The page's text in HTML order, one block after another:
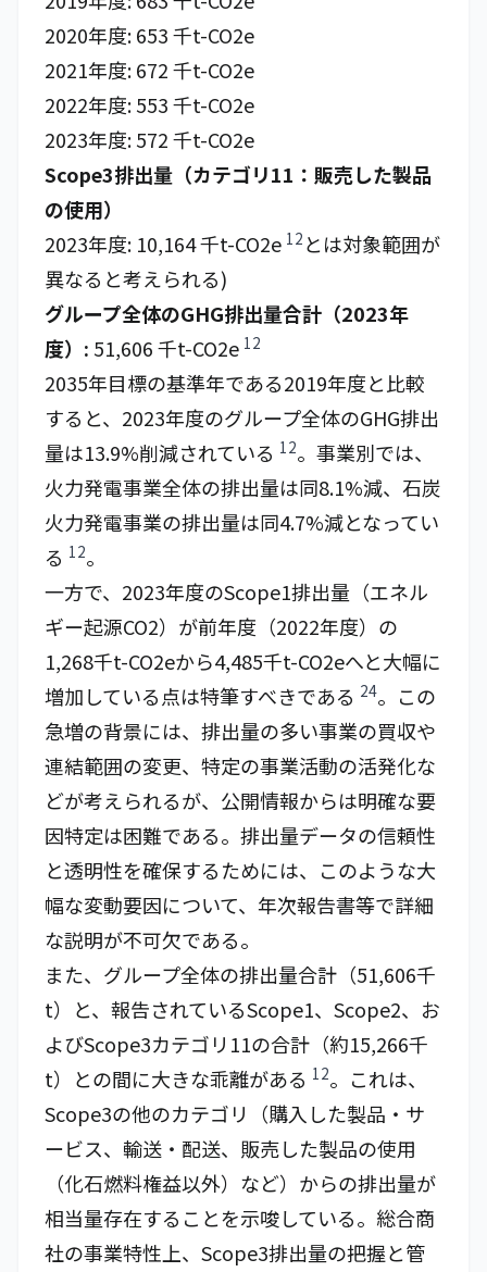
2020年度: 653 千t-CO2e
2021年度: 672 千t-CO2e
2022年度: 553 千t-CO2e
2023年度: 572 千t-CO2e
Scope3排出量（カテゴリ11：販売した製品
の使用）
2023年度: 10,164 千t-CO2e 12 とは対象範囲が
異なると考えられる)
グループ全体のGHG排出量合計（2023年
度）: 51,606 千t-CO2e 12
2035年目標の基準年である2019年度と比較
すると、2023年度のグループ全体のGHG排出
量は13.9%削減されている 12。事業別では、
火力発電事業全体の排出量は同8.1%減、石炭
火力発電事業の排出量は同4.7%減となってい
る 12。
一方で、2023年度のScope1排出量（エネル
ギー起源CO2）が前年度（2022年度）の
1,268千t-CO2eから4,485千t-CO2eへと大幅に
増加している点は特筆すべきである 24。この
急増の背景には、排出量の多い事業の買収や
連結範囲の変更、特定の事業活動の活発化な
どが考えられるが、公開情報からは明確な要
因特定は困難である。排出量データの信頼性
と透明性を確保するためには、このような大
幅な変動要因について、年次報告書等で詳細
な説明が不可欠である。
また、グループ全体の排出量合計（51,606千
t）と、報告されているScope1、Scope2、お
よびScope3カテゴリ11の合計（約15,266千
t）との間に大きな乖離がある 12。これは、
Scope3の他のカテゴリ（購入した製品・サ
ービス、輸送・配送、販売した製品の使用
（化石燃料権益以外）など）からの排出量が
相当量存在することを示唆している。総合商
社の事業特性上、Scope3排出量の把握と管